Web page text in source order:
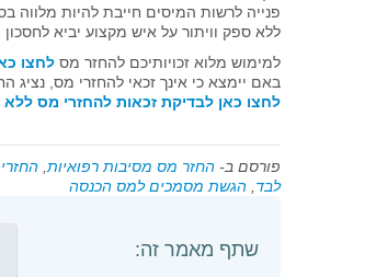
פנייה לרשות המיסים חייבת להיות מלווה
ללא ספק וויתור על איש מקצוע יביא
למימוש מלוא זכויותיכם להחזר מסלחצו
באם יימצא כי אינך זכאי להחזרי מס, נציג
לחצו כאן לבדיקת זכאות להחזרי מס ללא
פורסם ב- החזר מס מסיבות רפואיות,
לבד, הגשת מסמכים למס הכנסה
שתף מאמר זה: